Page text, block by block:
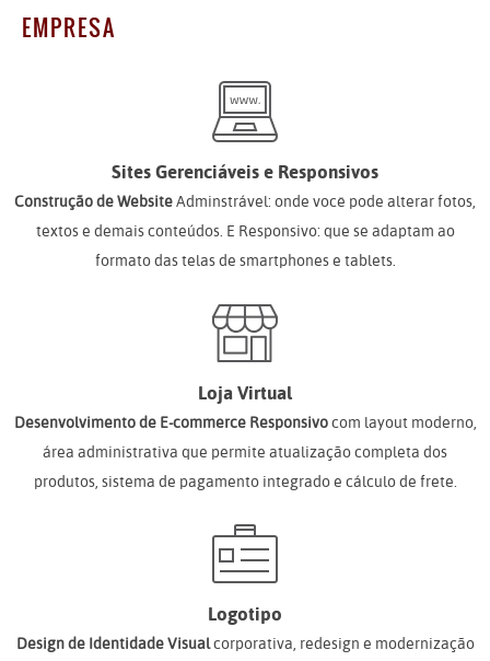
EMPRESA
Sites Gerenciáveis e Responsivos
Construção de WebsiteAdminstrável: onde você pode alterar fotos,
textos e demais conteúdos. E Responsivo: que se adaptam ao
formato das telas de smartphones e tablets.
Loja Virtual
Desenvolvimento de E-commerce Responsivocom layout moderno,
área administrativa que permite atualização completa dos
produtos, sistema de pagamento integrado e cálculo de frete.
Logotipo
Design de Identidade Visualcorporativa, redesign e modernização